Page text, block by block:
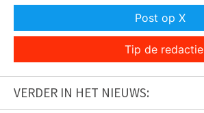
Post op X
Tip de redactie
VERDER IN HET NIEUWS: